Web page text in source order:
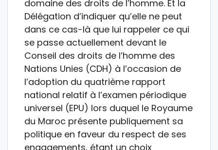
domaine des droits de l’homme. Et la
Délégation d’indiquer qu’elle ne peut
dans ce cas-là que lui rappeler ce qui
se passe actuellement devant le
Conseil des droits de l’homme des
Nations Unies (CDH) à l’occasion de
l’adoption du quatrième rapport
national relatif à l’examen périodique
universel (EPU) lors duquel le Royaume
du Maroc présente publiquement sa
politique en faveur du respect de ses
engagements, étant un choix